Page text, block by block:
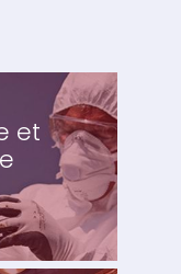
et